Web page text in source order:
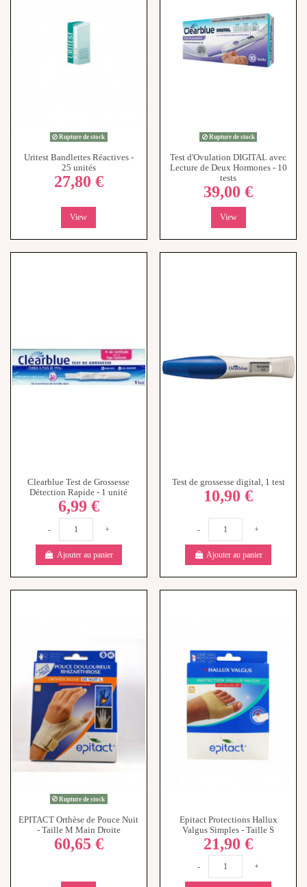
Rupture de stock
Uritest Bandlettes Réactives -
25 unités
27,80 €
View
Rupture de stock
Test d'Ovulation DIGITAL avec
Lecture de Deux Hormones - 10
tests
39,00 €
View
Clearblue Test de Grossesse
Détection Rapide - 1 unité
6,99 €
- +
Ajouter au panier
Test de grossesse digital, 1 test
10,90 €
- +
Ajouter au panier
Rupture de stock
EPITACT Orthèse de Pouce Nuit
- Taille M Main Droite
60,65 €
Epitact Protections Hallux
Valgus Simples - Taille S
21,90 €
- +